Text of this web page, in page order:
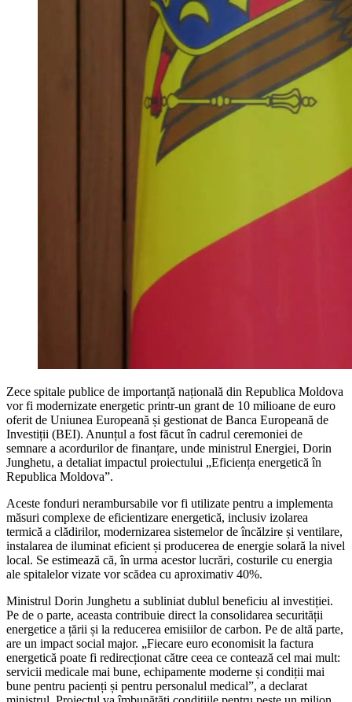
Zece spitale publice de importanță națională din Republica Moldova
vor fi modernizate energetic printr-un grant de 10 milioane de euro
oferit de Uniunea Europeană și gestionat de Banca Europeană de
Investiții (BEI). Anunțul a fost făcut în cadrul ceremoniei de
semnare a acordurilor de finanțare, unde ministrul Energiei, Dorin
Junghetu, a detaliat impactul proiectului „Eficiența energetică în
Republica Moldova”.
Aceste fonduri nerambursabile vor fi utilizate pentru a implementa
măsuri complexe de eficientizare energetică, inclusiv izolarea
termică a clădirilor, modernizarea sistemelor de încălzire și ventilare,
instalarea de iluminat eficient și producerea de energie solară la nivel
local. Se estimează că, în urma acestor lucrări, costurile cu energia
ale spitalelor vizate vor scădea cu aproximativ 40%.
Ministrul Dorin Junghetu a subliniat dublul beneficiu al investiției.
Pe de o parte, aceasta contribuie direct la consolidarea securității
energetice a țării și la reducerea emisiilor de carbon. Pe de altă parte,
are un impact social major. „Fiecare euro economisit la factura
energetică poate fi redirecționat către ceea ce contează cel mai mult:
servicii medicale mai bune, echipamente moderne și condiții mai
bune pentru pacienți și pentru personalul medical”, a declarat